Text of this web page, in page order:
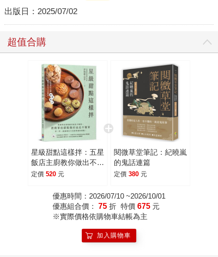
出版日： 2025/07/02
超值合購
星級甜點這樣拌：五星
飯店主廚教你做出不失
敗的經典配方
定價 520 元
閱微草堂筆記：紀曉嵐
的鬼話連篇
定價 380 元
優惠時間：2026/07/10 ~2026/10/01
優惠組合價： 75 折 特價 675 元
※實際價格依購物車結帳為主
加入購物車